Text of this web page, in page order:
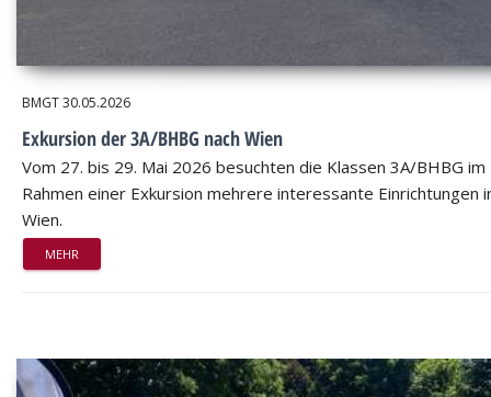
BMGT30.05.2026
Exkursion der 3A/BHBG nach Wien
Vom 27. bis 29. Mai 2026 besuchten die Klassen 3A/BHBG im
Rahmen einer Exkursion mehrere interessante Einrichtungen
Wien.
MEHR